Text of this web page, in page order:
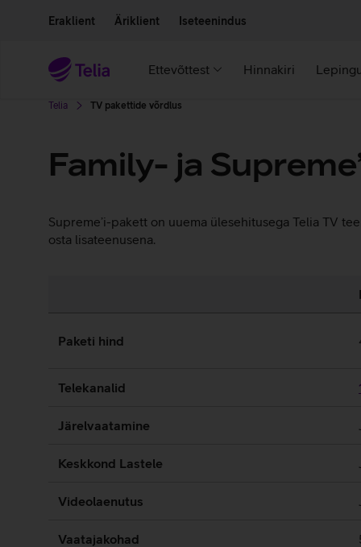
Eraklient Äriklient Iseteenindus
Ettevõttest Hinnakiri
Telia TV pakettide võrdlus
Family- ja
Supreme’i-pakett on uuema ülesehitusega Telia TV
osta lisateenusena.
Paketi hind
Telekanalid
Järelvaatamine
Keskkond Lastele
Videolaenutus
Vaatajakohad